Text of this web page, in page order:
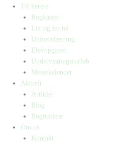
Til lærere
Bogkasser
Lix og let-tal
Universlæsning
Elevopgaver
Undervisningsforløb
Messekalender
Aktuelt
Artikler
Blog
Bogtrailere
Om os
Kontakt